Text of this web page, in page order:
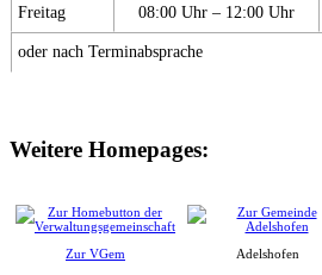
Freitag 08:00 Uhr – 12:00 Uhr
oder nach Terminabsprache
Weitere Homepages:
Zur VGem Adelshofen